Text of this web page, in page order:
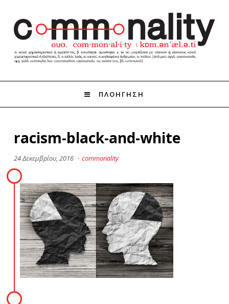
ΠΛΟΗΓΗΣΗ
racism-black-and-white
24 Δεκεμβρίου, 2016 · commonality